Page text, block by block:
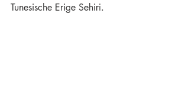
Tunesische Erige Sehiri.